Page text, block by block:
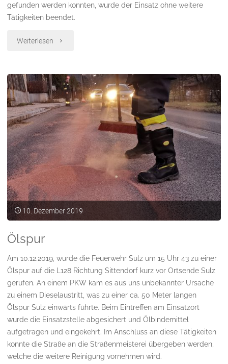
gefunden werden konnten, wurde der Einsatz ohne weitere
Tätigkeiten beendet.
Weiterlesen "Ölspur"
10. Dezember 2019
Ölspur
Am 10.12.2019, wurde die Feuerwehr Sulz um 15 Uhr 43 zu einer
Ölspur auf die L128 Richtung Sittendorf kurz vor Ortsende Sulz
gerufen. An einem PKW kam es aus uns unbekannter Ursache
zu einem Dieselaustritt, was zu einer ca. 50 Meter langen
Ölspur Sulz einwärts führte. Beim Eintreffen am Einsatzort
wurde die Einsatzstelle abgesichert und Ölbindemittel
aufgetragen und eingekehrt. Im Anschluss an diese Tätigkeiten
konnte die Straße an die Straßenmeisterei übergeben werden,
welche die weitere Reinigung vornehmen wird.